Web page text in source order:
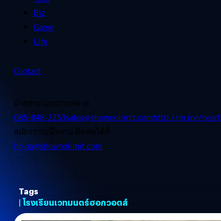
Biz
Game
Life
Contact
ฝ่ายขาย และการตลาด
085-848-2253sales@shownolimit.comhttp://m.me/
สมัครงาน/ฝึกงาน ติดต่อได้ที่
hr-ga@shownolimit.com
Tags
| โรงเรียนเวทมนตร์ฮอกวอตส์